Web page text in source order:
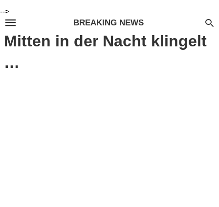
-->
BREAKING NEWS
Mitten in der Nacht klingelt
…